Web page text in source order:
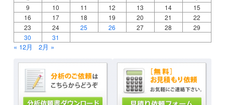
9
10 11 12 13 14
15
16
17 18 19 20 21
22
23
24 25 26 27 28
29
30
31
« 12月 2月 »